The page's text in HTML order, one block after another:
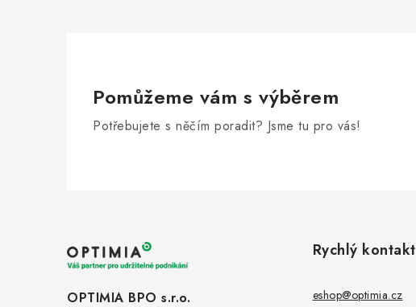
Pomůžeme vám s výběrem
Potřebujete s něčím poradit? Jsme tu pro vás!
OPTIMIA BPO s.r.o.
Rychlý kontakt
eshop@optimia.cz